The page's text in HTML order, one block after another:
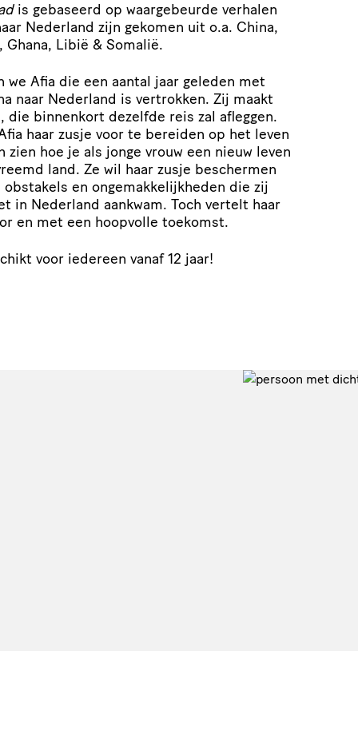
is gebaseerd op waargebeurde verhalen
Nederland zijn gekomen uit o.a. China,
Ghana, Libië & Somalië.
we Afia die een aantal jaar geleden met
naar Nederland is vertrokken. Zij maakt
die binnenkort dezelfde reis zal afleggen.
haar zusje voor te bereiden op het leven
hoe je als jonge vrouw een nieuw leven
land. Ze wil haar zusje beschermen
en ongemakkelijkheden die zij
in Nederland aankwam. Toch vertelt haar
en met een hoopvolle toekomst.
voor iedereen vanaf 12 jaar!